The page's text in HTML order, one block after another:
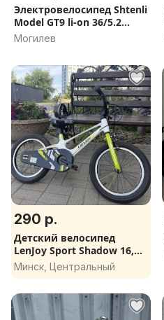
Электровелосипед Shtenli
Model GT9 li-on 36/5.2
(белый). 6 подарков, В
Могилев
290 р.
Детский велосипед
LenJoy Sport Shadow 16,
отл сост
Минск, Центральный